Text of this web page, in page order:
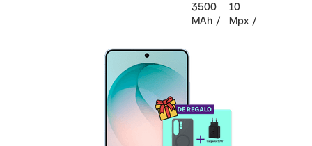
3500
MAh
10
Mpx